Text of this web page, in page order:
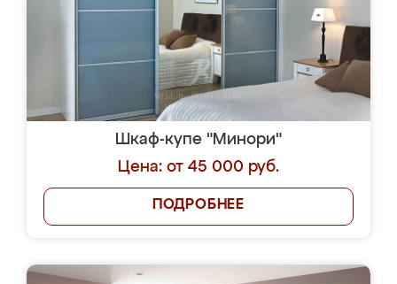
Шкаф-купе "Минори"
Цена: от 45 000 руб.
ПОДРОБНЕЕ